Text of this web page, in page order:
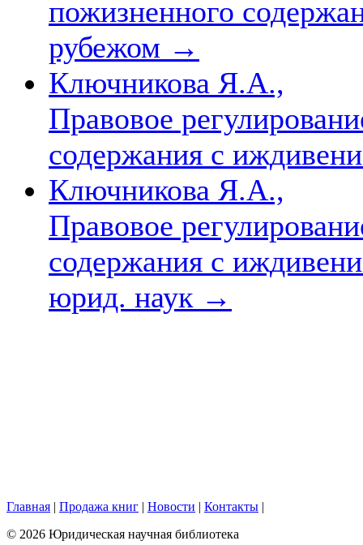
пожизненного
рубежом →
Ключникова Я.А.,
Правовое
содержания с
Ключникова Я.А.,
Правовое
содержания с
юрид. наук →
Главная | Продажа книг | Новости | Контакты |
© 2026 Юридическая научная библиотека